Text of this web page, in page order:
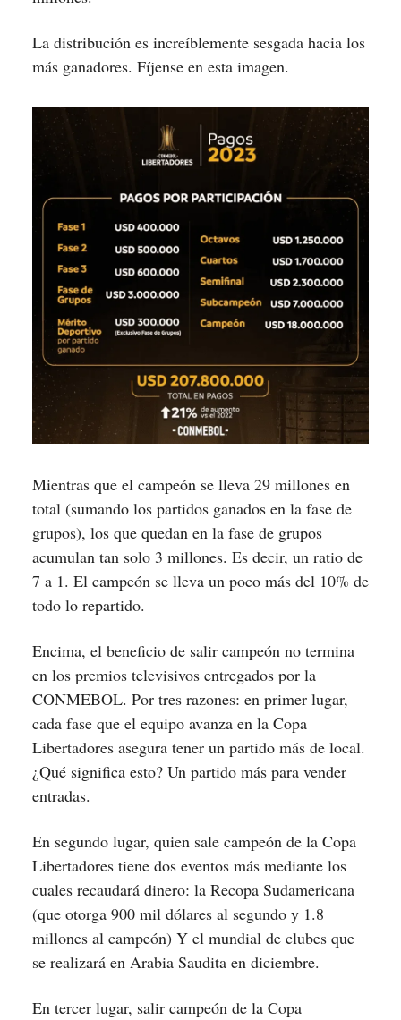
La distribución es increíblemente sesgada hacia los
más ganadores. Fíjense en esta imagen.
Mientras que el campeón se lleva 29 millones en
total (sumando los partidos ganados en la fase de
grupos), los que quedan en la fase de grupos
acumulan tan solo 3 millones. Es decir, un ratio de
7 a 1. El campeón se lleva un poco más del 10% de
todo lo repartido.
Encima, el beneficio de salir campeón no termina
en los premios televisivos entregados por la
CONMEBOL. Por tres razones: en primer lugar,
cada fase que el equipo avanza en la Copa
Libertadores asegura tener un partido más de local.
¿Qué significa esto? Un partido más para vender
entradas.
En segundo lugar, quien sale campeón de la Copa
Libertadores tiene dos eventos más mediante los
cuales recaudará dinero: la Recopa Sudamericana
(que otorga 900 mil dólares al segundo y 1.8
millones al campeón) Y el mundial de clubes que
se realizará en Arabia Saudita en diciembre.
En tercer lugar, salir campeón de la Copa